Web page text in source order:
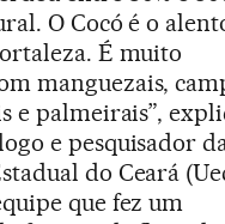
O Cocó é o
É muito
manguezais,
e palmeirais”,
e pesquisador
do Ceará
que fez um